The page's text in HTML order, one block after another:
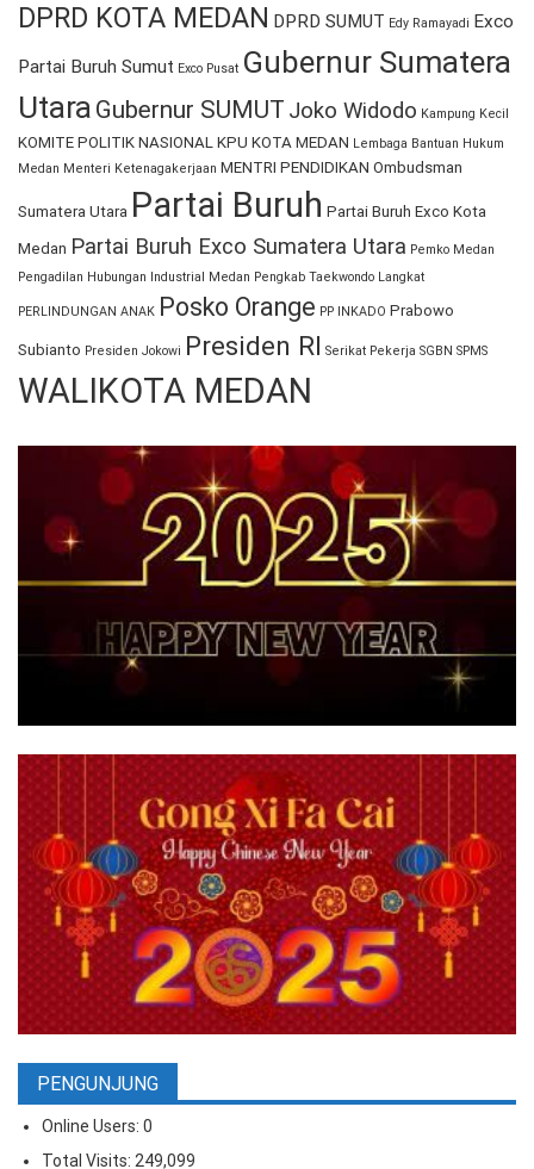
DPRD KOTA MEDAN DPRD SUMUT Edy Ramayadi Exco
Partai Buruh Sumut Exco Pusat Gubernur Sumatera
Utara Gubernur SUMUT Joko Widodo Kampung Kecil
KOMITE POLITIK NASIONAL KPU KOTA MEDAN Lembaga Bantuan Hukum
Medan Menteri Ketenagakerjaan MENTRI PENDIDIKAN Ombudsman
Sumatera Utara Partai Buruh Partai Buruh Exco Kota
Medan Partai Buruh Exco Sumatera Utara Pemko Medan
Pengadilan Hubungan Industrial Medan Pengkab Taekwondo Langkat
PERLINDUNGAN ANAK Posko Orange PP INKADO Prabowo
Subianto Presiden Jokowi Presiden RI Serikat Pekerja SGBN SPMS
WALIKOTA MEDAN
PENGUNJUNG
Online Users: 0
Total Visits: 249,099